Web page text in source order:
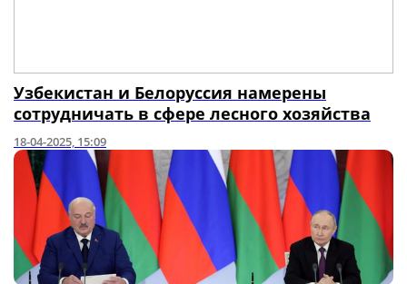
Узбекистан и Белоруссия намерены
сотрудничать в сфере лесного хозяйства
18-04-2025, 15:09